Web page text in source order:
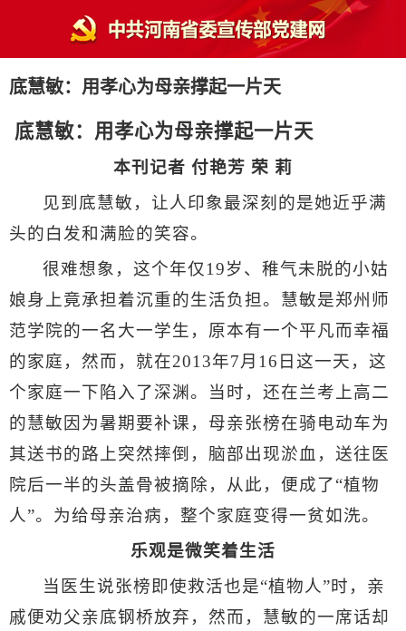
底慧敏：用孝心为母亲撑起一片天
底慧敏：用孝心为母亲撑起一片天
本刊记者 付艳芳 荣 莉
见到底慧敏，让人印象最深刻的是她近乎满
头的白发和满脸的笑容。
很难想象，这个年仅19岁、稚气未脱的小姑
娘身上竟承担着沉重的生活负担。慧敏是郑州师
范学院的一名大一学生，原本有一个平凡而幸福
的家庭，然而，就在2013年7月 16 日这一天，这
个家庭一下陷入了深渊。当时，还在兰考上高二
的慧敏因为暑期要补课，母亲张榜在骑电动车为
其送书的路上突然摔倒，脑部出现淤血，送往医
院后一半的头盖骨被摘除，从此，便成了“植物
人”。为给母亲治病，整个家庭变得一贫如洗。
乐观是微笑着生活
当医生说张榜即使救活也是“植物人”时，亲
戚便劝父亲底钢桥放弃，然而，慧敏的一席话却